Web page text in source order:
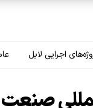
اجرایی لابل